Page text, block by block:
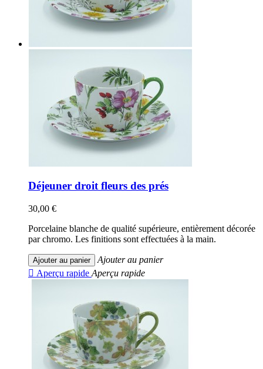
Déjeuner droit fleurs des prés
30,00 €
Porcelaine blanche de qualité supérieure, entièrement décorée
par chromo. Les finitions sont effectuées à la main.
Ajouter au panier
Ajouter au panier
 Aperçu rapide Aperçu rapide